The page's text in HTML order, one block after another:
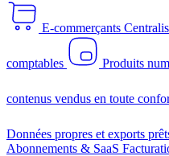
E-commerçants
comptables Produits
contenus vendus en toute
Données propres et exports
Abonnements & SaaS